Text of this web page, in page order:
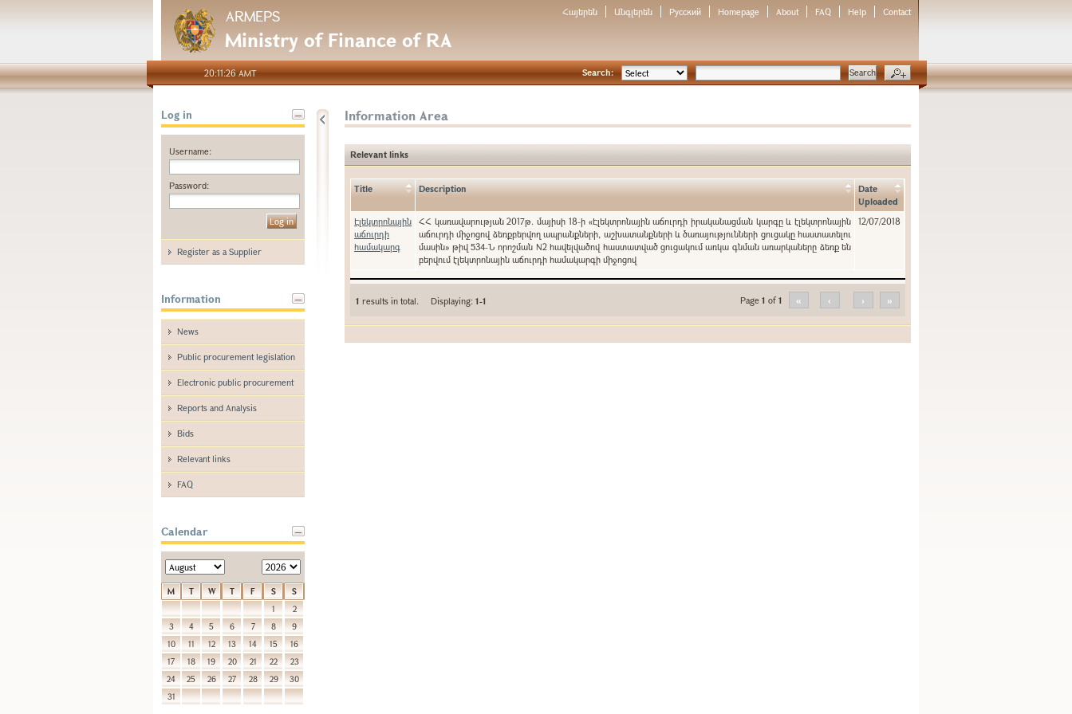
ARMEPS
Ministry of Finance of RA
Հայերեն Անգլերեն Русский Homepage About FAQ Help Contact
20:11:26 AMT Search:
Log in
Username:
Password:
Register as a Supplier
Information
News
Public procurement legislation
Electronic public procurement
Reports and Analysis
Bids
Relevant links
FAQ
Calendar
M T W T F S
S
1
2
3
4 5 6 7 8
9
10
11 12 13 14 15
16
17
18 19 20 21 22
23
24
25 26 27 28 29
30
31
Information Area
Relevant links
Title Description
Date
Uploaded
Էլեկտրոնային
աճուրդի
համակարգ
ՀՀ կառավարության 2017թ. մայիսի 18-ի «Էլեկտրոնային աճուրդի իրականացման կարգը և էլեկտրոնային
աճուրդի միջոցով ձեռքբերվող ապրանքների, աշխատանքների և ծառայությունների ցուցակը հաստատելու
մասին» թիվ 534-Ն որոշման N2 հավելվածով հաստատված ցուցակում առկա գնման առարկաները ձեռք են
բերվում էլեկտրոնային աճուրդի համակարգի միջոցով
12/07/2018
1 results in total. Displaying:1-1 Page 1 of1 « ‹ › »